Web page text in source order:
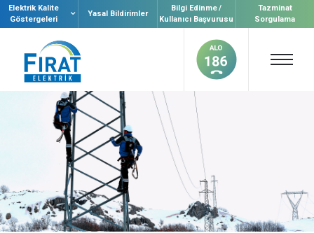
Elektrik Kalite
Göstergeleri
Yasal Bildirimler
Bilgi Edinme /
Kullanıcı Başvurusu
Tazminat
Sorgulama